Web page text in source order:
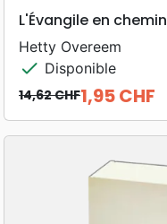
L'Évangile en chemin
Hetty Overeem
check Disponible
Prix de base
14,62 CHF
Prix 1,95 CHF